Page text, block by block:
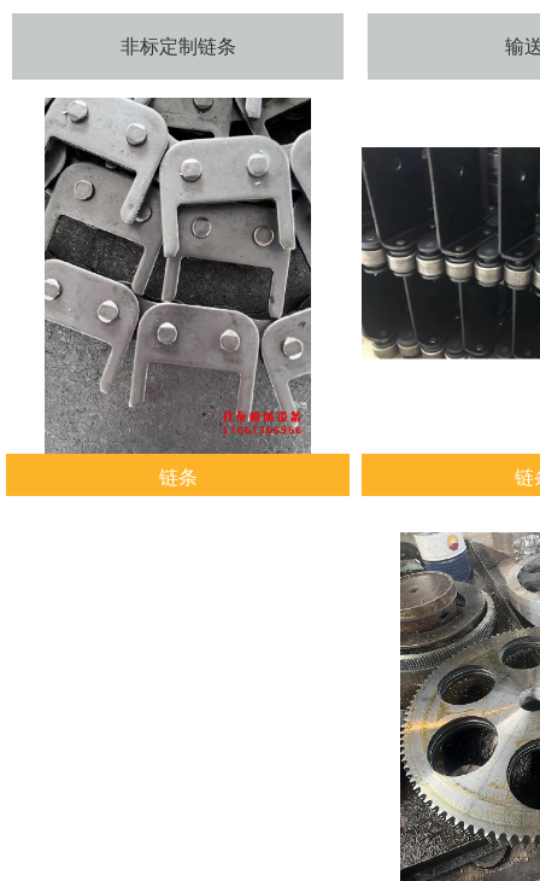
非标定制链条 输
链条 链